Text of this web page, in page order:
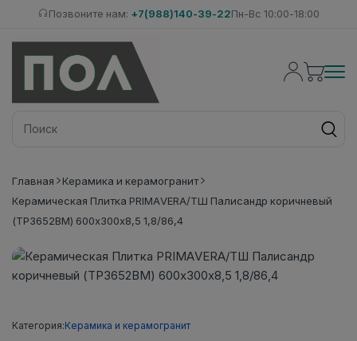
Позвоните нам: +7(988)140-39-22Пн-Вс 10:00-18:00
Главная
Керамика и керамогранит
Керамическая Плитка PRIMAVERA/ТШ Палисандр коричневый
(ТР3652ВМ) 600х300х8,5 1,8/86,4
Категория:Керамика и керамогранит